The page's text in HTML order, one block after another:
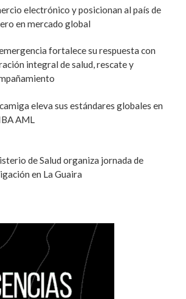
electrónico y posicionan al país de
en mercado global
fortalece su respuesta con
integral de salud, rescate y
eleva sus estándares globales en
AML
de Salud organiza jornada de
en La Guaira